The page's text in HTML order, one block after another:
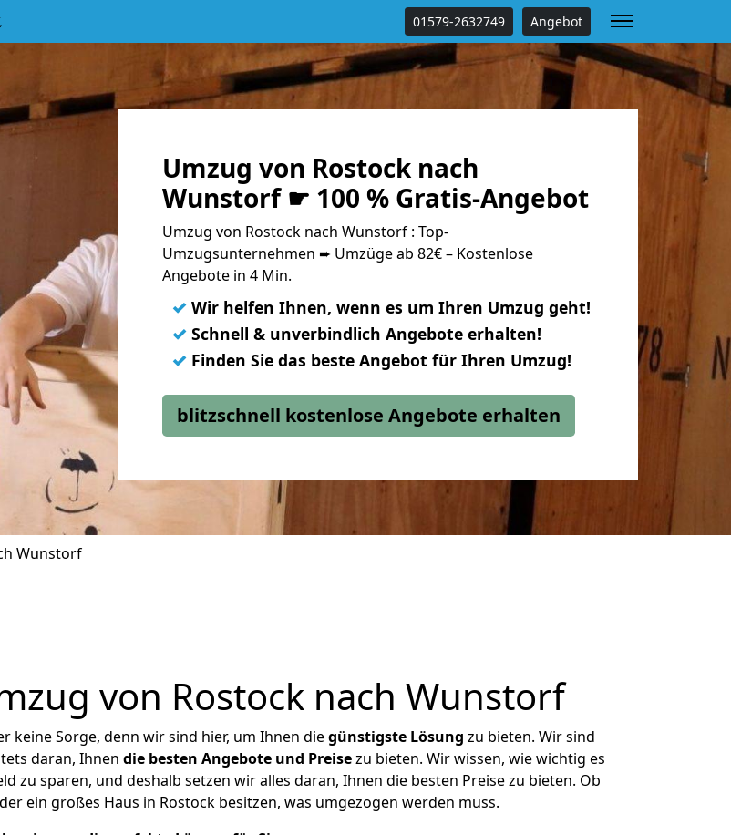
01579-2632749 Angebot
Umzug von Rostock nach
Wunstorf ☛ 100 % Gratis-Angebot
Umzug von Rostock nach Wunstorf : Top-
Umzugsunternehmen ➨ Umzüge ab 82€ – Kostenlose
Angebote in 4 Min.
✓ Wir helfen Ihnen, wenn es um Ihren Umzug geht!
✓ Schnell & unverbindlich Angebote erhalten!
✓ Finden Sie das beste Angebot für Ihren Umzug!
blitzschnell kostenlose Angebote erhalten
Wunstorf
von Rostock nach Wunstorf
keine Sorge, denn wir sind hier, um Ihnen diegünstigste Lösung zu bieten. Wir sind
daran, Ihnen die besten Angebote und Preisezu bieten. Wir wissen, wie wichtig es
zu sparen, und deshalb setzen wir alles daran, Ihnen die besten Preise zu bieten. Ob
ein großes Haus in Rostock besitzen, was umgezogen werden muss.